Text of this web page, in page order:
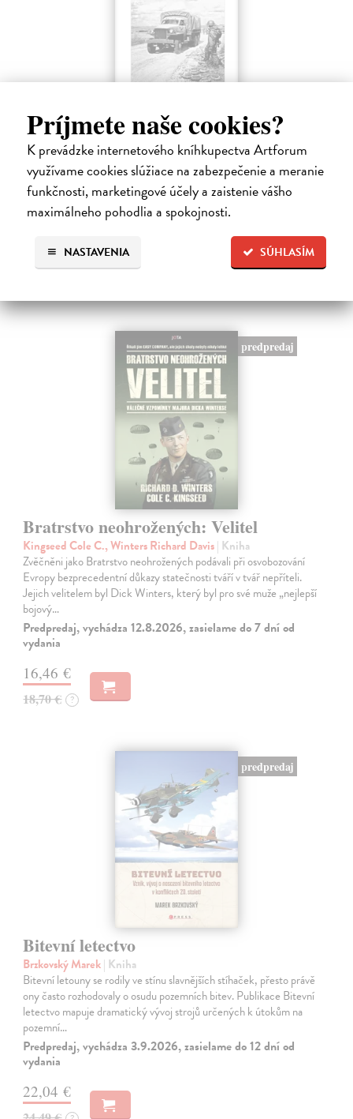
Príjmete naše cookies?
K prevádzke internetového kníhkupectva Artforum
využívame cookies slúžiace na zabezpečenie a meranie
funkčnosti, marketingové účely a zaistenie vášho
maximálneho pohodlia a spokojnosti.
SÚHLASÍM
NASTAVENIA
Ako Rusi veľkú vojnu vyhrali...
Kumičák Juraj| Kniha
Celé desaťročia sovietska, a následne ruská propaganda vykresľovali
históriu Sovietskeho zväzu v pozitívnych či hrdinských podobách.
Napriek tomu sa našli v ZSSR či Rusku historici či novinári, ktorí
mali…
11,99 €
predpredaj
Bratrstvo neohrožených: Velitel
Kingseed Cole C., Winters Richard Davis| Kniha
Zvěčněni jako Bratrstvo neohrožených podávali při osvobozování
Evropy bezprecedentní důkazy statečnosti tváří v tvář nepříteli.
Jejich velitelem byl Dick Winters, který byl pro své muže „nejlepší
bojový…
Predpredaj, vychádza 12.8.2026, zasielame do 7 dní od
vydania
16,46 €
18,70 € ?
predpredaj
Bitevní letectvo
Brzkovský Marek| Kniha
Bitevní letouny se rodily ve stínu slavnějších stíhaček, přesto právě
ony často rozhodovaly o osudu pozemních bitev. Publikace Bitevní
letectvo mapuje dramatický vývoj strojů určených k útokům na
pozemní…
Predpredaj, vychádza 3.9.2026, zasielame do 12 dní od
vydania
22,04 €